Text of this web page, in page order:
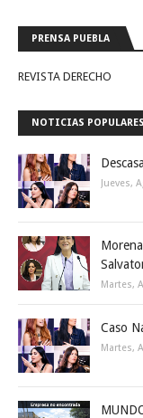
PRENSA PUEBLA
REVISTA DERECHO
NOTICIAS POPULARES
Jueves,
Martes,
Caso
Martes,